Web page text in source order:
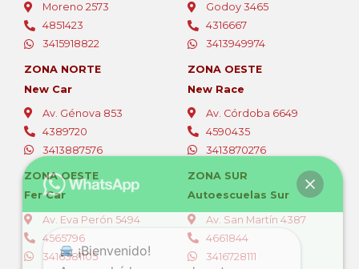
Moreno 2573
4851423
3415918822
Godoy 3465
4316667
3413949974
ZONA NORTE
New Car
Av. Génova 853
4389720
3413887576
ZONA OESTE
New Race
Av. Córdoba 6649
4590435
3413870276
ZONA OESTE
Fer Car
Av. Eva Perón 5494
4565796
3416381105
ZONA SUR
Autoescuelas Sur
Av. San Martín 4387
4661844
3416728111
¡Bienvenido!